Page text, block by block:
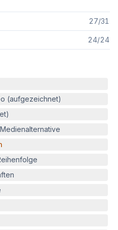
27/31
24/24
(aufgezeichnet)